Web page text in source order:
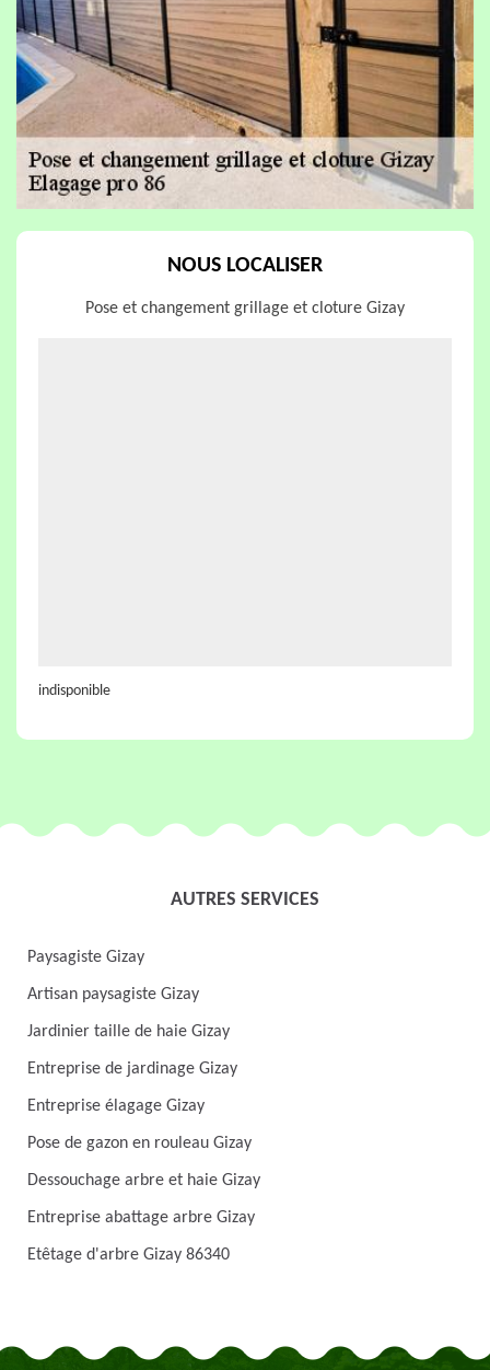
NOUS LOCALISER
Pose et changement grillage et cloture Gizay
indisponible
AUTRES SERVICES
Paysagiste Gizay
Artisan paysagiste Gizay
Jardinier taille de haie Gizay
Entreprise de jardinage Gizay
Entreprise élagage Gizay
Pose de gazon en rouleau Gizay
Dessouchage arbre et haie Gizay
Entreprise abattage arbre Gizay
Etêtage d'arbre Gizay 86340